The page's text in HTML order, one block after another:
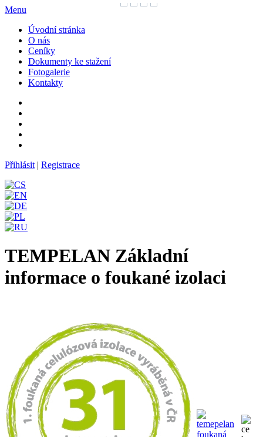
Menu
Úvodní stránka
O nás
Ceníky
Dokumenty ke stažení
Fotogalerie
Kontakty
Přihlásit | Registrace
TEMPELAN Základní
informace o foukané izolaci